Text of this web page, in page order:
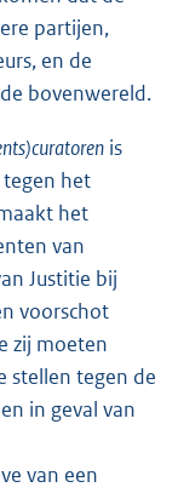
partijen,
en de
bovenwereld.
is
het
het
van
Justitie bij
voorschot
zij moeten
stellen tegen de
in geval van
van een